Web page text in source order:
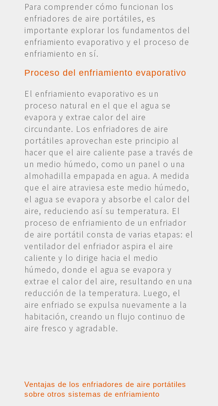
Para comprender cómo funcionan los
enfriadores de aire portátiles, es
importante explorar los fundamentos del
enfriamiento evaporativo y el proceso de
enfriamiento en sí.
Proceso del enfriamiento evaporativo
El enfriamiento evaporativo es un
proceso natural en el que el agua se
evapora y extrae calor del aire
circundante. Los enfriadores de aire
portátiles aprovechan este principio al
hacer que el aire caliente pase a través de
un medio húmedo, como un panel o una
almohadilla empapada en agua. A medida
que el aire atraviesa este medio húmedo,
el agua se evapora y absorbe el calor del
aire, reduciendo así su temperatura. El
proceso de enfriamiento de un enfriador
de aire portátil consta de varias etapas: el
ventilador del enfriador aspira el aire
caliente y lo dirige hacia el medio
húmedo, donde el agua se evapora y
extrae el calor del aire, resultando en una
reducción de la temperatura. Luego, el
aire enfriado se expulsa nuevamente a la
habitación, creando un flujo continuo de
aire fresco y agradable.
Ventajas de los enfriadores de aire portátiles
sobre otros sistemas de enfriamiento